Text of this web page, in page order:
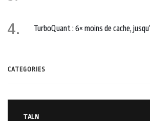
TurboQuant : 6× moins de cache,
CATEGORIES
TALN